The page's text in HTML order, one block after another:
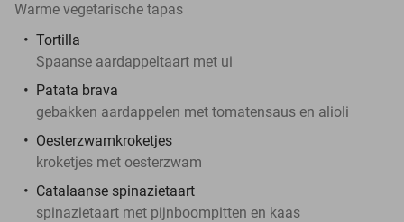
Warme vegetarische tapas
Tortilla
Spaanse aardappeltaart met ui
Patata brava
gebakken aardappelen met tomatensaus en alioli
Oesterzwamkroketjes
kroketjes met oesterzwam
Catalaanse spinazietaart
spinazietaart met pijnboompitten en kaas